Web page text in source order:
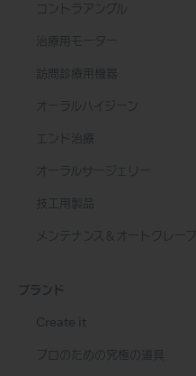
コントラアングル
治療用モーター
訪問診療用機器
オーラルハイジーン
エンド治療
オーラルサージェリー
技工用製品
メンテナンス＆オートクレーブ
ブランド
Create it
プロのための究極の道具